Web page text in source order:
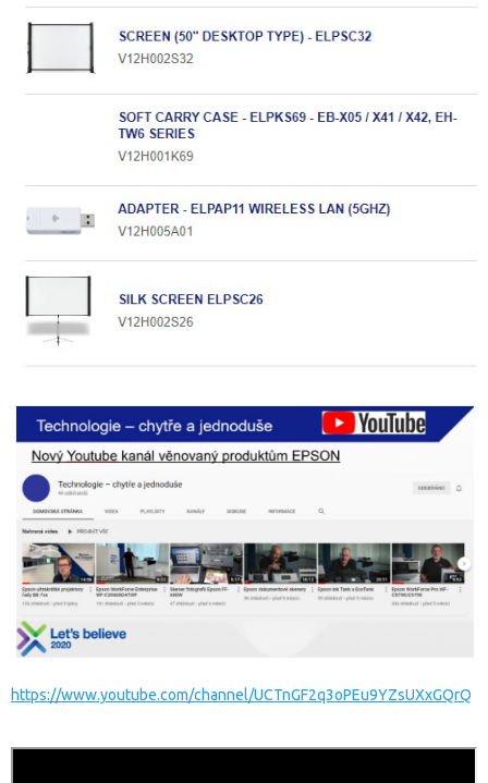
https://www.youtube.com/channel/UCTnGF2q3oPEu9YZsUXxGQrQ